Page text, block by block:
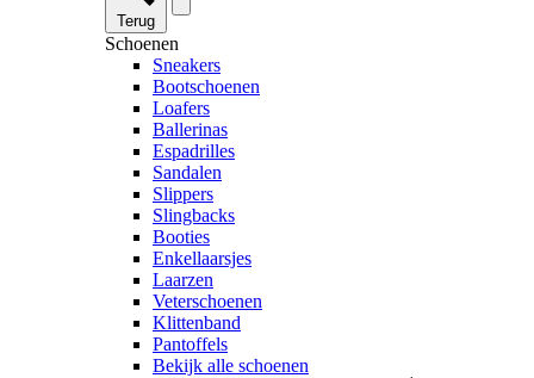
Terug
Schoenen
Sneakers
Bootschoenen
Loafers
Ballerinas
Espadrilles
Sandalen
Slippers
Slingbacks
Booties
Enkellaarsjes
Laarzen
Veterschoenen
Klittenband
Pantoffels
Bekijk alle schoenen